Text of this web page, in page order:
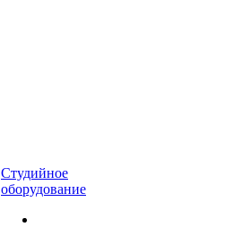
Студийное
оборудование